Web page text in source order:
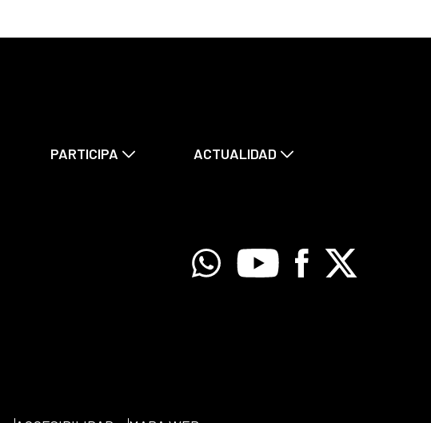
PARTICIPA ACTUALIDAD
WhatsappYoutube Facebook
X